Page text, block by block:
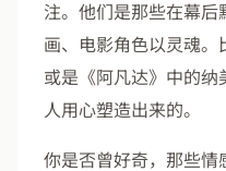
注。他们是那些在幕
画、电影角色以灵魂。
或是《阿凡达》中的
人用心塑造出来的。
你是否曾好奇，那些情